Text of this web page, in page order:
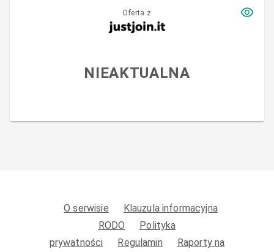
Oferta z
NIEAKTUALNA
O serwisie
Klauzula informacyjna
RODO
Polityka
prywatności
Regulamin Raporty na